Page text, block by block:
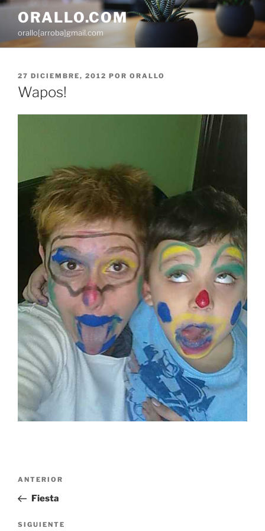
Saltar
contenido
ORALLO.COM
orallo[arroba]gmail.com
PUBLICADO
EL
27 DICIEMBRE, 2012 POR ORALLO
Wapos!
Navegación
entradas
Entrada
anterior:
ANTERIOR
Fiesta
Siguiente
SIGUIENTE